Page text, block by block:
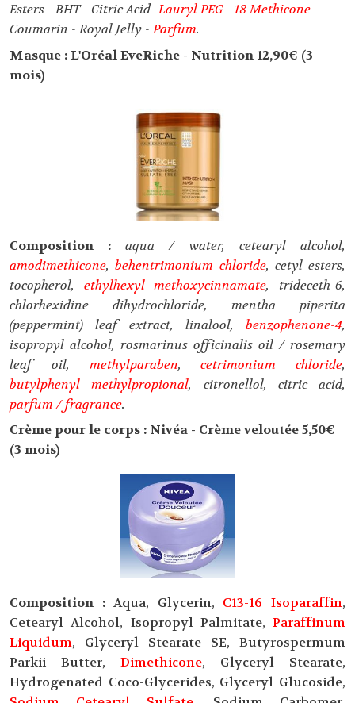
Esters - BHT - Citric Acid-Lauryl PEG - 18 Methicone -
Coumarin - Royal Jelly -Parfum.
Masque : L'Oréal EveRiche - Nutrition 12,90€ (3
mois)
Composition :
aqua / water, cetearyl alcohol,
amodimethicone,behentrimonium chloride, cetyl esters,
tocopherol, ethylhexyl methoxycinnamate, trideceth-6,
chlorhexidine dihydrochloride, mentha piperita
(peppermint) leaf extract, linalool, benzophenone-4,
isopropyl alcohol, rosmarinus officinalis oil / rosemary
leaf oil, methylparaben,cetrimonium chloride,
butylphenyl methylpropional, citronellol, citric acid,
parfum / fragrance.
Crème pour le corps : Nivéa - Crème veloutée 5,50€
(3 mois)
Composition :Aqua, Glycerin, C13-16 Isoparaffin,
Cetearyl Alcohol, Isopropyl Palmitate, Paraffinum
Liquidum, Glyceryl Stearate SE, Butyrospermum
Parkii Butter, Dimethicone, Glyceryl Stearate,
Hydrogenated Coco-Glycerides, Glyceryl Glucoside,